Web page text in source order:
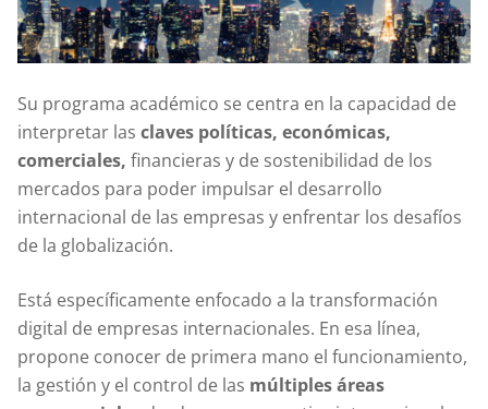
Su programa académico se centra en la capacidad de
interpretar las claves políticas, económicas,
comerciales, financieras y de sostenibilidad de los
mercados para poder impulsar el desarrollo
internacional de las empresas y enfrentar los desafíos
de la globalización.
Está específicamente enfocado a la transformación
digital de empresas internacionales. En esa línea,
propone conocer de primera mano el funcionamiento,
la gestión y el control de las múltiples áreas